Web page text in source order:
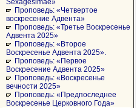
Sexagesimae»
Проповедь: «Четвертое
воскресение Адвента»
Проповедь: «Третье Воскресенье
Адвента 2025»
Проповедь: «Второе
Воскресенье Адвента 2025».
Проповедь: «Первое
Воскресение Адвента 2025»
Проповедь: «Воскресенье
вечности 2025»
Проповедь: «Предпоследнее
Воскресенье Церковного Года»